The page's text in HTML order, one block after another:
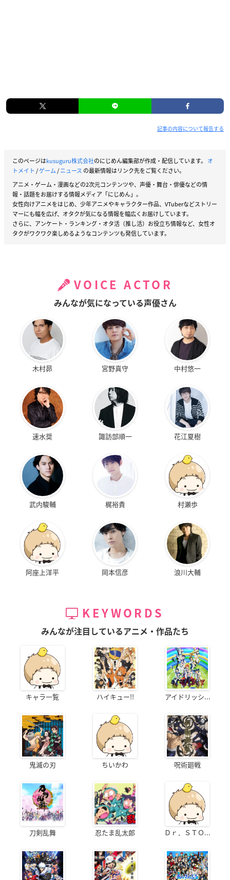
記事の内容について報告する
このページはkusuguru株式会社のにじめん編集部が作成・配信しています。 オ
トメイト /ゲーム/ニュース の最新情報はリンク先をご覧ください。
アニメ・ゲーム・漫画などの2次元コンテンツや、声優・舞台・俳優などの情
報・話題をお届けする情報メディア「にじめん」。
女性向けアニメをはじめ、少年アニメやキャラクター作品、VTuberなどストリー
マーにも幅を広げ、オタクが気になる情報を幅広くお届けしています。
さらに、アンケート・ランキング・オタ活（推し活）お役立ち情報など、女性オ
タクがワクワク楽しめるようなコンテンツも発信しています。
VOICE ACTOR
みんなが気になっている声優さん
木村昴 宮野真守 中村悠一
速水奨 諏訪部順一 花江夏樹
武内駿輔 梶裕貴 村瀬歩
阿座上洋平 岡本信彦 浪川大輔
KEYWORDS
みんなが注目しているアニメ・作品たち
キャラ一覧 ハイキュー!! アイドリッシ...
鬼滅の刃 ちいかわ 呪術廻戦
刀剣乱舞 忍たま乱太郎 Ｄｒ．ＳＴＯ...